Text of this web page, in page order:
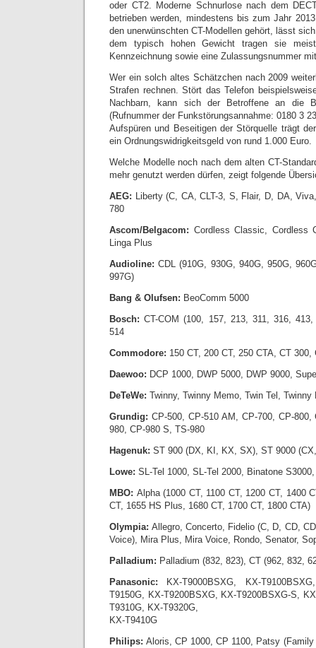
oder CT2. Moderne Schnurlose nach dem
betrieben werden, mindestens bis zum Jahr
den unerwünschten CT-Modellen gehört, lässt
dem typisch hohen Gewicht tragen sie
Kennzeichnung sowie eine Zulassungsnummer
Wer ein solch altes Schätzchen nach 2009
Strafen rechnen. Stört das Telefon
Nachbarn, kann sich der Betroffene an die
(Rufnummer der Funkstörungsannahme: 0180 3
Aufspüren und Beseitigen der Störquelle trägt
ein Ordnungswidrigkeitsgeld von rund 1.000 Euro.
Welche Modelle noch nach dem alten CT-
mehr genutzt werden dürfen, zeigt folgende
AEG: Liberty (C, CA, CLT-3, S, Flair, D, DA,
780
Ascom/Belgacom: Cordless Classic, Cordless
Linga Plus
Audioline:CDL (910G, 930G, 940G, 950G,
997G)
Bang & Olufsen: BeoComm 5000
Bosch:CT-COM (100, 157, 213, 311, 316,
514
Commodore: 150 CT, 200 CT, 250 CTA, CT 300,
Daewoo: DCP 1000, DWP 5000, DWP 9000,
DeTeWe: Twinny, Twinny Memo, Twin Tel,
Grundig: CP-500, CP-510 AM, CP-700, CP-
980, CP-980 S, TS-980
Hagenuk: ST 900 (DX, KI, KX, SX), ST 9000
Lowe: SL-Tel 1000, SL-Tel 2000, Binatone
MBO: Alpha (1000 CT, 1100 CT, 1200 CT, 1400
CT, 1655 HS Plus, 1680 CT, 1700 CT, 1800 CTA)
Olympia:Allegro, Concerto, Fidelio (C, D, CD,
Voice), Mira Plus, Mira Voice, Rondo, Senator,
Palladium: Palladium (832, 823), CT (962, 832,
Panasonic:
KX-T9000BSXG, KX-
T9150G, KX-T9200BSXG, KX-T9200BSXG-S,
T9310G, KX-T9320G,
KX-T9410G
Philips:Aloris, CP 1000, CP 1100, Patsy